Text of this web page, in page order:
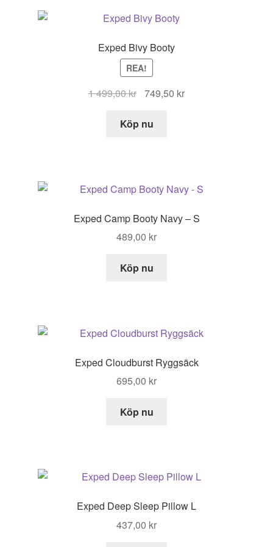
Exped Bivy Booty
REA!
1 499,00kr Det
priset
749,50 krDet
Köp nu
Exped Camp Booty Navy – S
489,00 kr
Köp nu
Exped Cloudburst Ryggsäck
695,00 kr
Köp nu
Exped Deep Sleep Pillow L
437,00 kr